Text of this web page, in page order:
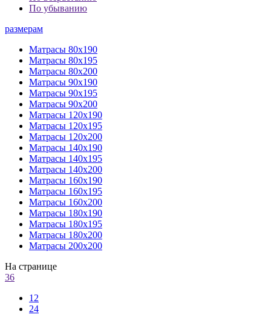
По убыванию
размерам
Матрасы 80х190
Матрасы 80х195
Матрасы 80х200
Матрасы 90х190
Матрасы 90х195
Матрасы 90х200
Матрасы 120х190
Матрасы 120х195
Матрасы 120х200
Матрасы 140х190
Матрасы 140х195
Матрасы 140х200
Матрасы 160х190
Матрасы 160х195
Матрасы 160х200
Матрасы 180х190
Матрасы 180х195
Матрасы 180х200
Матрасы 200х200
На странице
36
12
24